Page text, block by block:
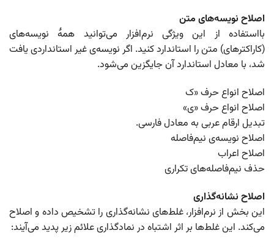
اصلاح نویسه‌های متن
بااستفاده از این ویژگی نرم‌افزار می‌توانید همۀ نویسه‌های
(کاراکترهای) متن را استاندارد کنید. اگر نویسه‌ی غیر استانداردی یافت
شد، با معادل استاندارد آن جایگزین می‌شود.
اصلاح انواع حرف «ک
اصلاح انواع حرف «ی»
تبدیل ارقام عربی به معادل فارسی.
اصلاح نویسه‌ی نیم‌فاصله
اصلاح اعراب
حذف نیم‌فاصله‌های تکراری
اصلاح نشانه‌گذاری
این بخش از نرم‌افزار، غلط‌های نشانه‌گذاری را تشخیص داده و اصلاح
می‌کند. این غلط‌ها بر اثر اشتباه در نمادگذاری علائم زیر پدید می‌آیند: